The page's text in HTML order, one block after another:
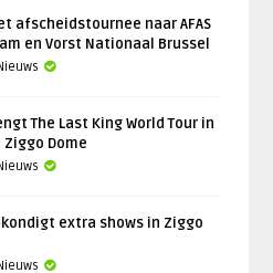
afscheidstournee naar AFAS
en Vorst Nationaal Brussel
The Last King World Tour in
Dome
kondigt extra shows in Ziggo